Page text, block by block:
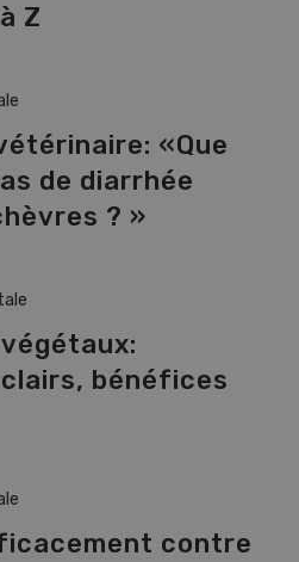
Z
«Que
de diarrhée
? »
bénéfices
contre